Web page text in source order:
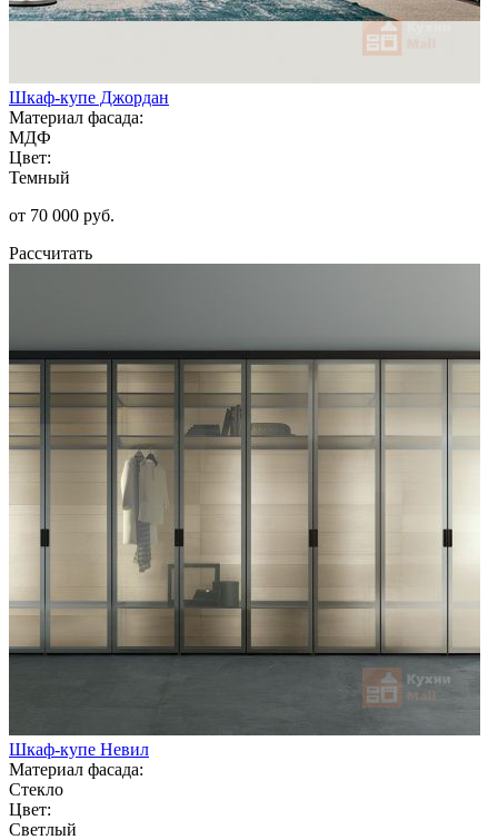
Шкаф-купе Джордан
Материал фасада:
МДФ
Цвет:
Темный
от 70 000 руб.
Рассчитать
Шкаф-купе Невил
Материал фасада:
Стекло
Цвет:
Светлый